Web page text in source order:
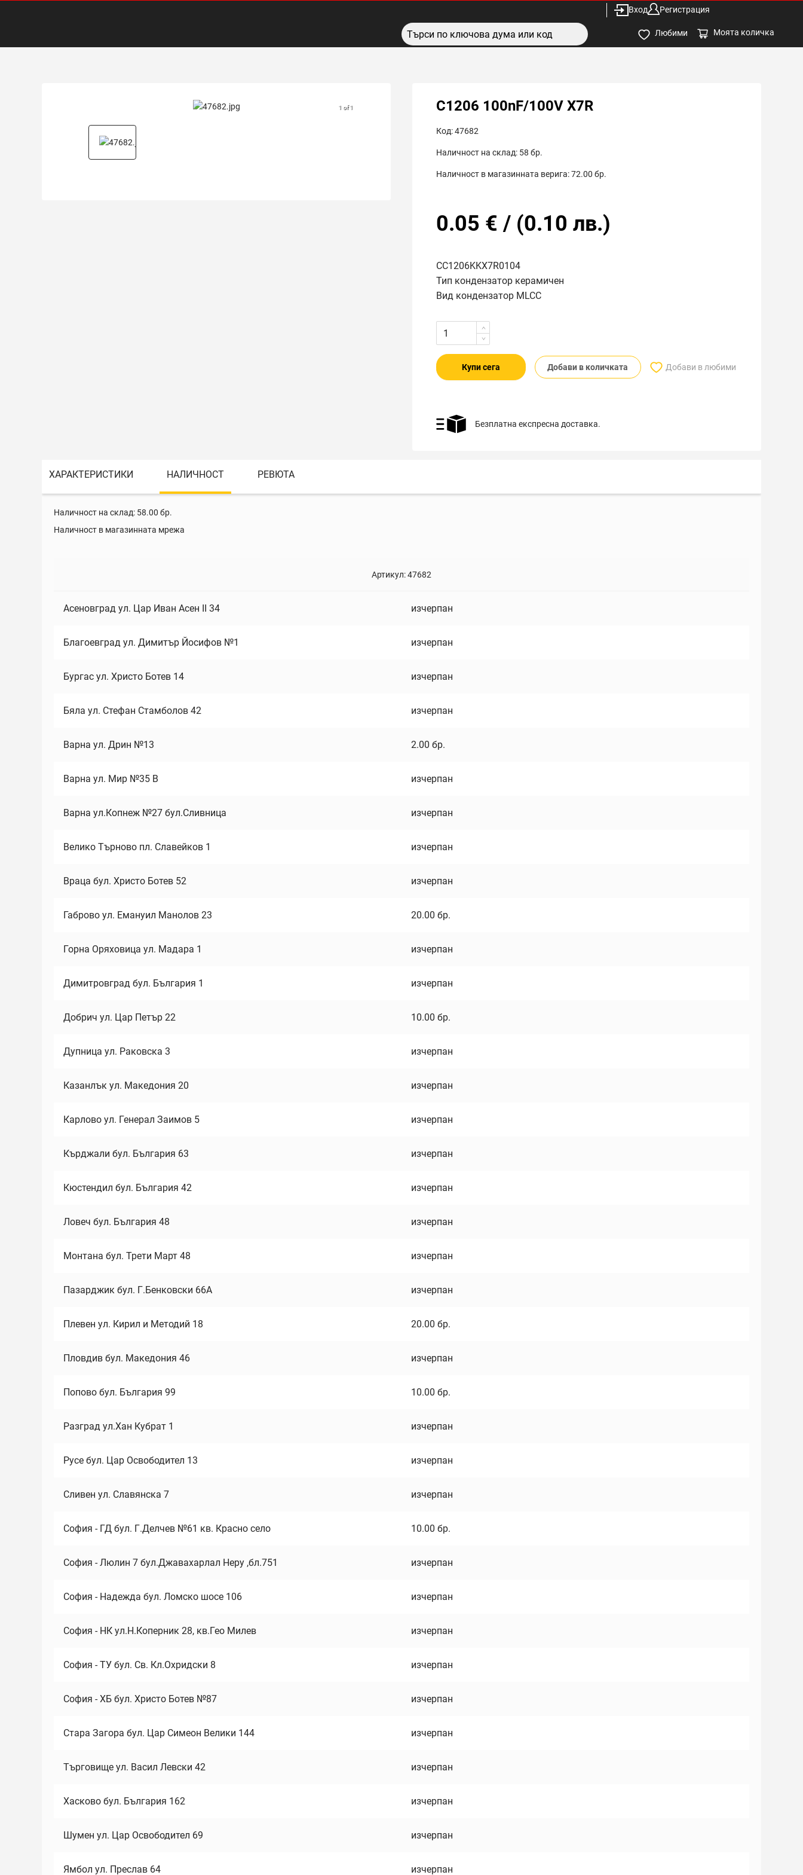
Вход Регистрация
Любими Моята количка
1 of 1 C1206 100nF/100V X7R
Код:47682
Наличност на склад: 58 бр.
Наличност в магазинната верига:72.00 бр.
0.05 € / (0.10 лв.)
CC1206KKX7R0104
Тип кондензатор керамичен
Вид кондензатор MLCC
Купи сега Добави в количката Добави в любими
Безплатна експресна доставка.
ХАРАКТЕРИСТИКИ НАЛИЧНОСТ РЕВЮТА
Наличност на склад: 58.00 бр.
Наличност в магазинната мрежа
Артикул:47682
Асеновград ул. Цар Иван Асен II 34 изчерпан
Благоевград ул. Димитър Йосифов №1 изчерпан
Бургас ул. Христо Ботев 14 изчерпан
Бяла ул. Стефан Стамболов 42 изчерпан
Варна ул. Дрин №13 2.00 бр.
Варна ул. Мир №35 В изчерпан
Варна ул.Копнеж №27 бул.Сливница изчерпан
Велико Търново пл. Славейков 1 изчерпан
Враца бул. Христо Ботев 52 изчерпан
Габрово ул. Емануил Манолов 23 20.00 бр.
Горна Оряховица ул. Мадара 1 изчерпан
Димитровград бул. България 1 изчерпан
Добрич ул. Цар Петър 22 10.00 бр.
Дупница ул. Раковска 3 изчерпан
Казанлък ул. Македония 20 изчерпан
Карлово ул. Генерал Заимов 5 изчерпан
Кърджали бул. България 63 изчерпан
Кюстендил бул. България 42 изчерпан
Ловеч бул. България 48 изчерпан
Монтана бул. Трети Март 48 изчерпан
Пазарджик бул. Г.Бенковски 66А изчерпан
Плевен ул. Кирил и Методий 18 20.00 бр.
Пловдив бул. Македония 46 изчерпан
Попово бул. България 99 10.00 бр.
Разград ул.Хан Кубрат 1 изчерпан
Русе бул. Цар Освободител 13 изчерпан
Сливен ул. Славянска 7 изчерпан
София - ГД бул. Г.Делчев №61 кв. Красно село 10.00 бр.
София - Люлин 7 бул.Джавахарлал Неру ,бл.751 изчерпан
София - Надежда бул. Ломско шосе 106 изчерпан
София - НК ул.Н.Коперник 28, кв.Гео Милев изчерпан
София - ТУ бул. Св. Кл.Охридски 8 изчерпан
София - ХБ бул. Христо Ботев №87 изчерпан
Стара Загора бул. Цар Симеон Велики 144 изчерпан
Търговище ул. Васил Левски 42 изчерпан
Хасково бул. България 162 изчерпан
Шумен ул. Цар Освободител 69 изчерпан
Ямбол ул. Преслав 64 изчерпан